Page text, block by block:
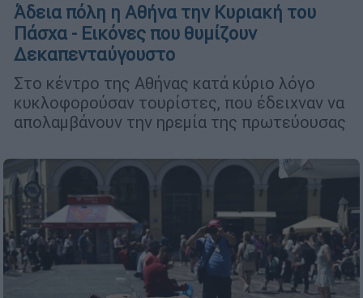
Άδεια πόλη η Αθήνα την Κυριακή του
Πάσχα - Εικόνες που θυμίζουν
Δεκαπενταύγουστο
Στο κέντρο της Αθήνας κατά κύριο λόγο
κυκλοφορούσαν τουρίστες, που έδειχναν να
απολαμβάνουν την ηρεμία της πρωτεύουσας